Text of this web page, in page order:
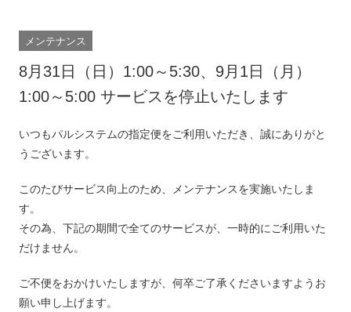
メンテナンス
8月31日（日）1:00～5:30、9月1日（月）
1:00～5:00 サービスを停止いたします
いつもパルシステムの指定便をご利用いただき、誠にありがと
うございます。
このたびサービス向上のため、メンテナンスを実施いたしま
す。
その為、下記の期間で全てのサービスが、一時的にご利用いた
だけません。
ご不便をおかけいたしますが、何卒ご了承くださいますようお
願い申し上げます。